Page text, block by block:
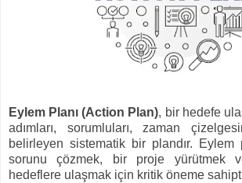
Eylem Planı (Action Plan), bir hedefe
adımları, sorumluları, zaman
belirleyen sistematik bir plandır. Eylem
sorunu çözmek, bir proje yürütmek
hedeflere ulaşmak için kritik öneme